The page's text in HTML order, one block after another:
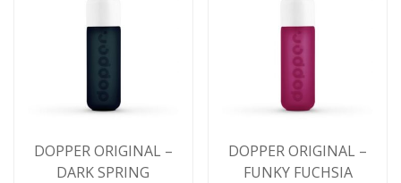
DOPPER ORIGINAL –
DARK SPRING
DOPPER ORIGINAL –
FUNKY FUCHSIA